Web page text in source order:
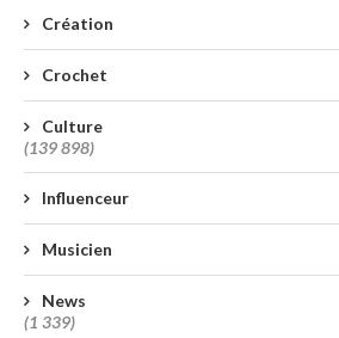
Création
Crochet
Culture
(139 898)
Influenceur
Musicien
News
(1 339)